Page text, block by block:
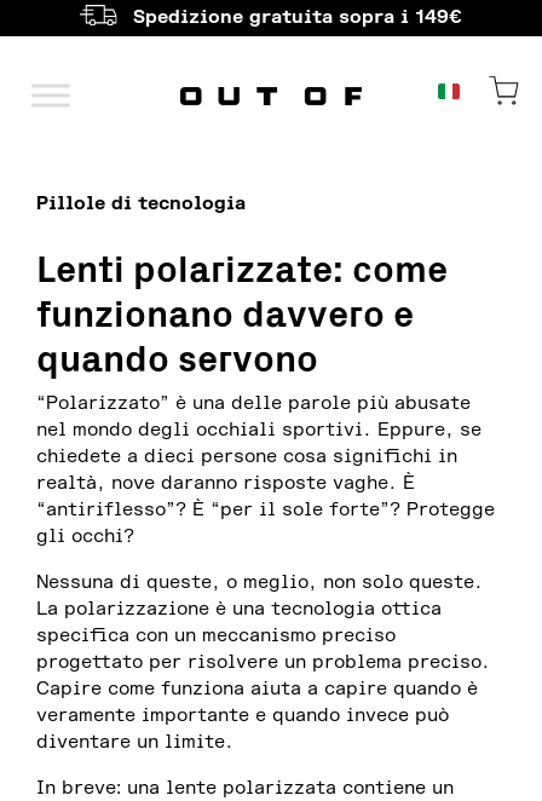
Spedizione gratuita sopra i 149€
Navigazione principale
Pillole di tecnologia
Lenti polarizzate: come
funzionano davvero e
quando servono
“Polarizzato” è una delle parole più abusate
nel mondo degli occhiali sportivi. Eppure, se
chiedete a dieci persone cosa significhi in
realtà, nove daranno risposte vaghe. È
“antiriflesso”? È “per il sole forte”? Protegge
gli occhi?
Nessuna di queste, o meglio, non solo queste.
La polarizzazione è una tecnologia ottica
specifica con un meccanismo preciso
progettato per risolvere un problema preciso.
Capire come funziona aiuta a capire quando è
veramente importante e quando invece può
diventare un limite.
In breve: una lente polarizzata contiene un